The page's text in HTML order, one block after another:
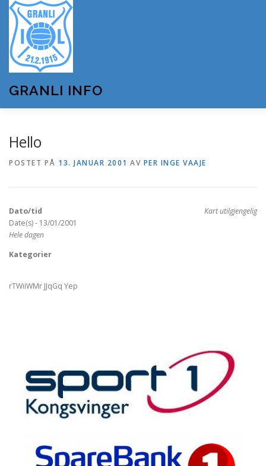
innhold
GRANLI INFO
OM GRANLI INFO
Hello
POSTET PÅ 13. JANUAR 2001 AV PER INGE VAAJE
Kart utilgjengelig
Dato/tid
Date(s) - 13/01/2001
Hele dagen
Kategorier
rTWiiWMr JJqGq Yep